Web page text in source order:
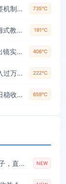
抖音手工赛道运营实战课，流量思维、标签机制、垂直定位，解决不起号难题，单月变现破3万 735℃
一节课了解AI头条项目，从注册到变现保姆式教学，零基础可以操作【揭秘】 191℃
抖音快手财神爷AI智能直播间，无需真人出镜实时互动，不封号礼物打赏赚到手软 406℃
闲鱼小众暴利赛道，靠卖虚拟资源实现月入过万，谁做谁赚钱 222℃
公众号轻量化掘金项目，两分钟极简操作日稳收益 100-200+ 659℃
Ai时代还在为各大文库付费？试试我这个野路子，直接白嫖各大文库！ NEW